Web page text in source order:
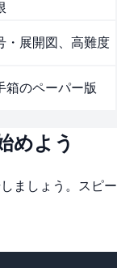
・展開図、高難度
箱のペーパー版
めよう
ましょう。スピー